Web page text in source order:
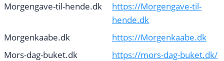
Morgengave-til-hende.dk
https://Morgengave-til-
hende.dk
Morgenkaabe.dk
https://Morgenkaabe.dk
Mors-dag-buket.dk
https://mors-dag-buket.dk/